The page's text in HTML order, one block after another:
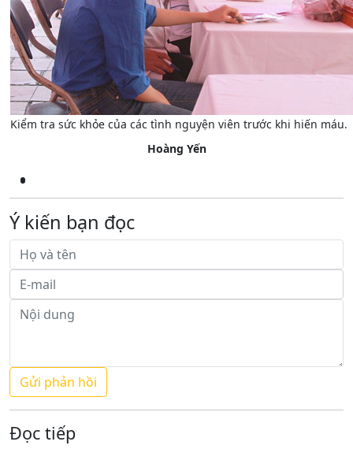
Kiểm tra sức khỏe của các tình nguyện viên trước khi hiến máu.
Hoàng Yến
Ý kiến bạn đọc
Đọc tiếp